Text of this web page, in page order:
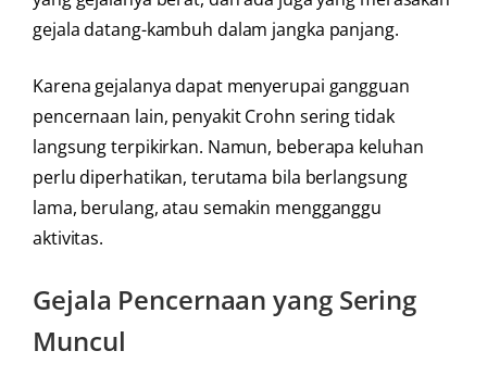
gejala datang-kambuh dalam jangka panjang.
Karena gejalanya dapat menyerupai gangguan
pencernaan lain, penyakit Crohn sering tidak
langsung terpikirkan. Namun, beberapa keluhan
perlu diperhatikan, terutama bila berlangsung
lama, berulang, atau semakin mengganggu
aktivitas.
Gejala Pencernaan yang Sering
Muncul